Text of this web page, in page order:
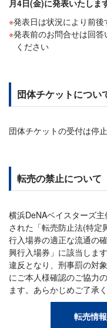
月4日(金)に発表いたしま
発表日は状況により前
発表前のお問合せは回
ください
団体チケットについ
団体チケットの受付は停
転売の禁止について
横浜DeNAベイスターズ
された「転売防止法(特定
行入場券の適正な流通の
興行入場券」に該当しま
違反となり、刑事罰の対
にご本人様確認のご協力
ます。あらかじめご了承く
転売情